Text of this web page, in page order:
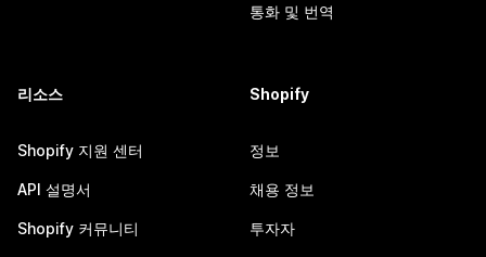
통화 및 번역
리소스
Shopify 지원 센터
API 설명서
Shopify 커뮤니티
Shopify
정보
채용 정보
투자자